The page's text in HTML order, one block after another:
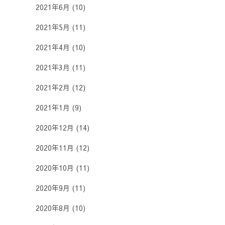
2021年6月 (10)
2021年5月 (11)
2021年4月 (10)
2021年3月 (11)
2021年2月 (12)
2021年1月 (9)
2020年12月 (14)
2020年11月 (12)
2020年10月 (11)
2020年9月 (11)
2020年8月 (10)